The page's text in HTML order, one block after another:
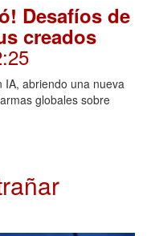
Desafíos de
creados
abriendo una nueva
globales sobre